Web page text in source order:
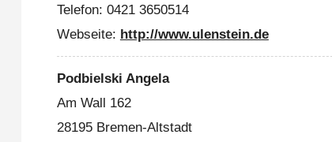
Telefon: 0421 3650514
Webseite: http://www.ulenstein.de
Podbielski Angela
Am Wall 162
28195 Bremen-Altstadt